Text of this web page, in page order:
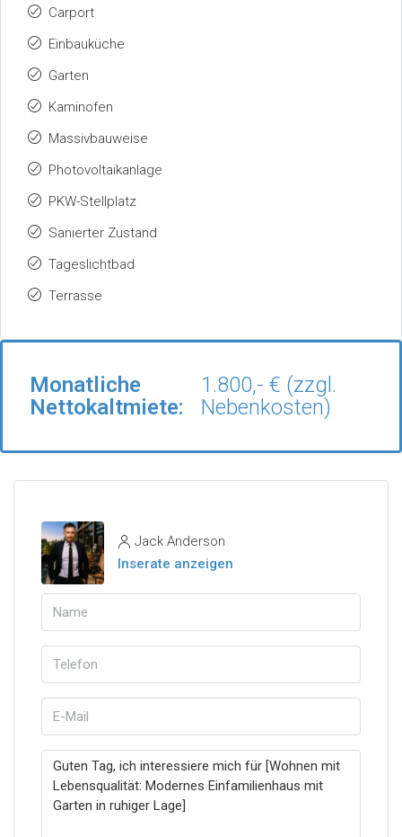
Carport
Einbauküche
Garten
Kaminofen
Massivbauweise
Photovoltaikanlage
PKW-Stellplatz
Sanierter Zustand
Tageslichtbad
Terrasse
Monatliche
Nettokaltmiete:
1.800,- € (zzgl.
Nebenkosten)
Jack Anderson
Inserate anzeigen